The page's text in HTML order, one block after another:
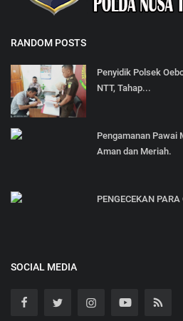
RANDOM POSTS
Penyidik Polsek
NTT, Tahap...
Pengamanan Pawai
Aman dan Meriah.
PENGECEKAN
SOCIAL MEDIA